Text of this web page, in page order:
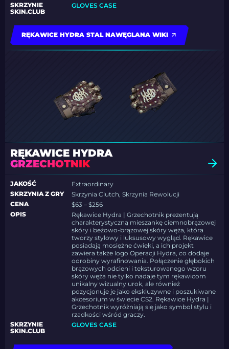
SKRZYNIE
SKIN.CLUB
GLOVES CASE
RĘKAWICE HYDRA STAL NAWĘGLANA WIKI
RĘKAWICE HYDRA
GRZECHOTNIK
JAKOŚĆ
Extraordinary
SKRZYNIA Z GRY
Skrzynia Clutch, Skrzynia Rewolucji
CENA
$63 – $256
OPIS
Rękawice Hydra | Grzechotnik prezentują
charakterystyczną mieszankę ciemnobrązowej
skóry i beżowo-brązowej skóry węża, która
tworzy stylowy i luksusowy wygląd. Rękawice
posiadają mosiężne ćwieki, a ich projekt
zawiera także logo Operacji Hydra, co dodaje
odrobiny wyrafinowania. Połączenie głębokich
brązowych odcieni i teksturowanego wzoru
skóry węża nie tylko nadaje tym rękawicom
unikalny wizualny urok, ale również
pozycjonuje je jako ekskluzywne i poszukiwane
akcesorium w świecie CS2. Rękawice Hydra |
Grzechotnik wyróżniają się jako symbol stylu i
rzadkości wśród graczy.
SKRZYNIE
SKIN.CLUB
GLOVES CASE